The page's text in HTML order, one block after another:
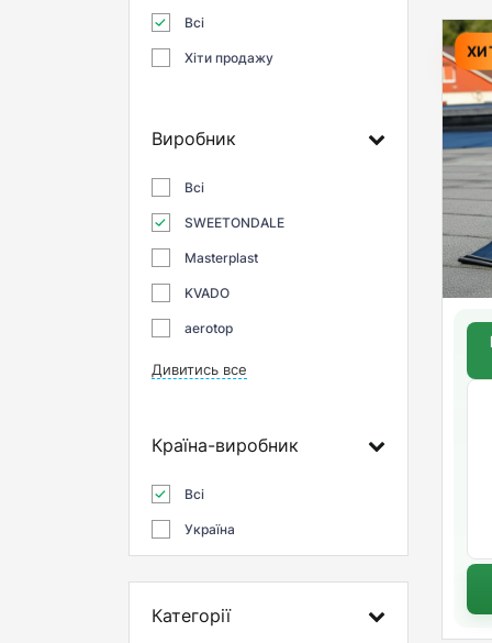
Всі
Хіти продажу
Виробник
Всі
SWEETONDALE
Masterplast
KVADO
aerotop
Дивитись все
Країна-виробник
Всі
Україна
Категорії